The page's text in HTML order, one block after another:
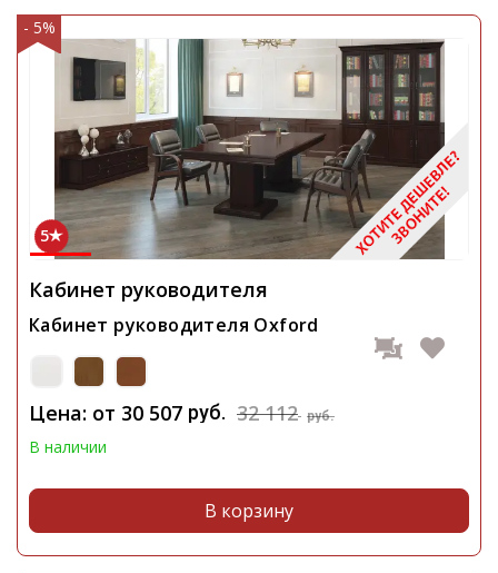
- 5%
5
Кабинет руководителя
Кабинет руководителя Oxford
Цена: от 30 507 руб. 32 112 руб.
В наличии
В корзину